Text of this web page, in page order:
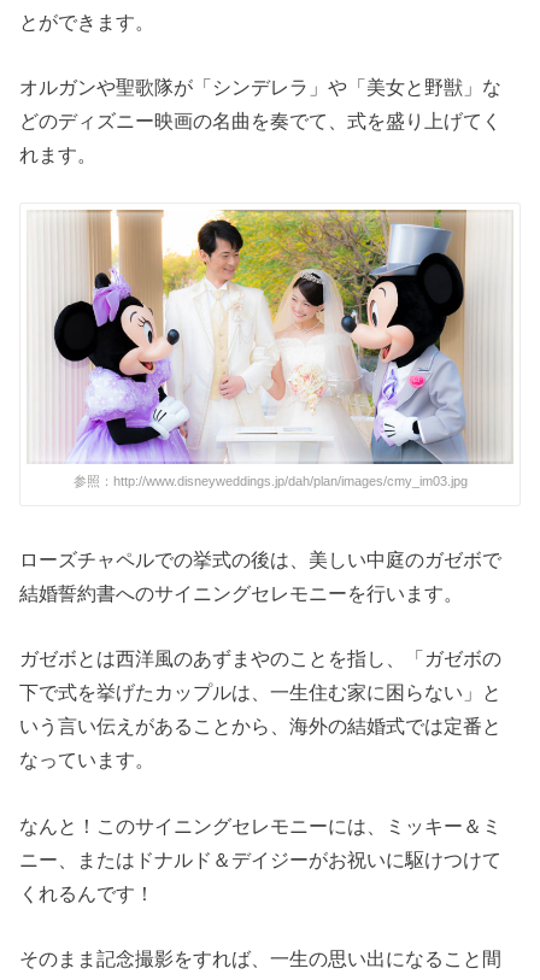
とができます。
オルガンや聖歌隊が「シンデレラ」や「美女と野獣」な
どのディズニー映画の名曲を奏でて、式を盛り上げてく
れます。
参照：http://www.disneyweddings.jp/dah/plan/images/cmy_im03.jpg
ローズチャペルでの挙式の後は、美しい中庭のガゼボで
結婚誓約書へのサイニングセレモニーを行います。
ガゼボとは西洋風のあずまやのことを指し、
「ガゼボの
下で式を挙げたカップルは、一生住む家に困らない」 と
いう言い伝えがあることから、海外の結婚式では定番と
なっています。
なんと！このサイニングセレモニーには、ミッキー＆ミ
ニー、またはドナルド＆デイジーがお祝いに駆けつけて
くれるんです！
そのまま記念撮影をすれば、一生の思い出になること間